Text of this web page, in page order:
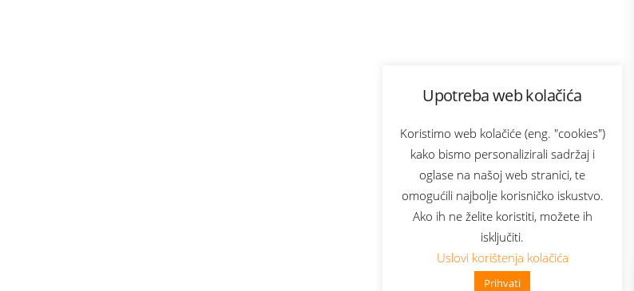
Upotreba web kolačića
Koristimo web kolačiće (eng. "cookies")
kako bismo personalizirali sadržaj i
oglase na našoj web stranici, te
omogućili najbolje korisničko iskustvo.
Ako ih ne želite koristiti, možete ih
isključiti.
Uslovi korištenja kolačića
Prihvati
👋 Zdravo, kako mogu pomoći?
Bonus plus
Prijava za newsletter